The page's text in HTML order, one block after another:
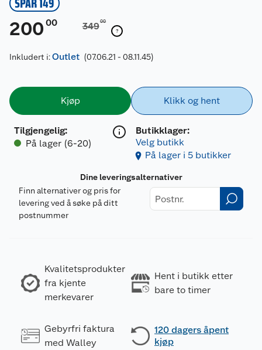
SPAR 149
200 00 34900
Inkludert i:Outlet (07.06.21 - 08.11.45)
Kjøp
Tilgjengelig:
På lager (6-20)
Klikk og hent
Butikklager:
Velg butikk
På lager i 5 butikker
Dine leveringsalternativer
Finn alternativer og pris for
levering ved å søke på ditt
postnummer
Kvalitetsprodukter
fra kjente
merkevarer
Hent i butikk etter
bare to timer
Gebyrfri faktura
med Walley
120 dagers åpent
kjøp